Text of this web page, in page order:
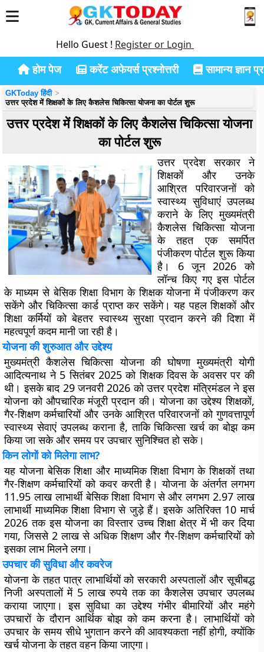
Hello Guest ! Register or Login
होम पेज करेंट अफेयर्स प्रश्नोत्तरी सामान्य ज्ञान
GKToday हिंदी
उत्तर प्रदेश में शिक्षकों के लिए कैशलेस चिकित्सा योजना का पोर्टल शुरू
उत्तर प्रदेश में शिक्षकों के लिए कैशलेस चिकित्सा योजना
का पोर्टल शुरू
उत्तर प्रदेश सरकार ने
शिक्षकों और उनके
आश्रित परिवारजनों को
स्वास्थ्य सुविधाएं उपलब्ध
कराने के लिए मुख्यमंत्री
कैशलेस चिकित्सा योजना
के तहत एक समर्पित
पंजीकरण पोर्टल शुरू किया
है। 6 जून 2026 को
लॉन्च किए गए इस पोर्टल
के माध्यम से बेसिक शिक्षा विभाग के शिक्षक योजना में पंजीकरण कर
सकेंगे और चिकित्सा कार्ड प्राप्त कर सकेंगे। यह पहल शिक्षकों और
शिक्षा कर्मियों को बेहतर स्वास्थ्य सुरक्षा प्रदान करने की दिशा में
महत्वपूर्ण कदम मानी जा रही है।
योजना की शुरुआत और उद्देश्य
मुख्यमंत्री कैशलेस चिकित्सा योजना की घोषणा मुख्यमंत्री योगी
आदित्यनाथ ने 5 सितंबर 2025 को शिक्षक दिवस के अवसर पर की
थी। इसके बाद 29 जनवरी 2026 को उत्तर प्रदेश मंत्रिमंडल ने इस
योजना को औपचारिक मंजूरी प्रदान की। योजना का उद्देश्य शिक्षकों,
गैर-शिक्षण कर्मचारियों और उनके आश्रित परिवारजनों को गुणवत्तापूर्ण
स्वास्थ्य सेवाएं उपलब्ध कराना है, ताकि चिकित्सा खर्च का बोझ कम
किया जा सके और समय पर उपचार सुनिश्चित हो सके।
किन लोगों को मिलेगा लाभ?
यह योजना बेसिक शिक्षा और माध्यमिक शिक्षा विभाग के शिक्षकों तथा
गैर-शिक्षण कर्मचारियों को कवर करती है। योजना के अंतर्गत लगभग
11.95 लाख लाभार्थी बेसिक शिक्षा विभाग से और लगभग 2.97 लाख
लाभार्थी माध्यमिक शिक्षा विभाग से जुड़े हैं। इसके अतिरिक्त 10 मार्च
2026 तक इस योजना का विस्तार उच्च शिक्षा क्षेत्र में भी कर दिया
गया, जिससे 2 लाख से अधिक शिक्षण और गैर-शिक्षण कर्मचारियों को
इसका लाभ मिलने लगा।
उपचार की सुविधा और कवरेज
योजना के तहत पात्र लाभार्थियों को सरकारी अस्पतालों और सूचीबद्ध
निजी अस्पतालों में 5 लाख रुपये तक का कैशलेस उपचार उपलब्ध
कराया जाएगा। इस सुविधा का उद्देश्य गंभीर बीमारियों और महंगे
उपचारों के दौरान आर्थिक बोझ को कम करना है। लाभार्थियों को
उपचार के समय सीधे भुगतान करने की आवश्यकता नहीं होगी, क्योंकि
खर्च योजना के तहत वहन किया जाएगा।